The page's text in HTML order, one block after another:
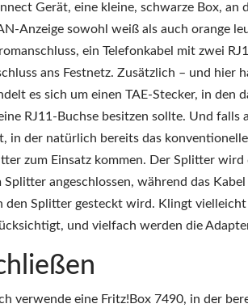
Gerät, eine kleine, schwarze Box,
Anzeige sowohl weiß als auch orange
ein Telefonkabel mit zwei
ans Festnetz. Zusätzlich – und hier
es sich um einen TAE-Stecker, in
RJ11-Buchse besitzen sollte. Und
in der natürlich bereits das
zum Einsatz kommen. Der Splitter
Splitter angeschlossen, während das
den Splitter gesteckt wird. Klingt
und vielfach werden die
verwende eine Fritz!Box 7490, in der